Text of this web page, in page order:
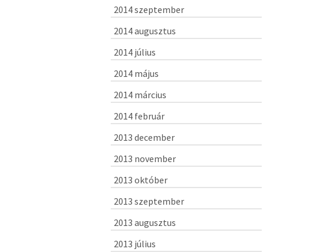
2014 szeptember
2014 augusztus
2014 július
2014 május
2014 március
2014 február
2013 december
2013 november
2013 október
2013 szeptember
2013 augusztus
2013 július